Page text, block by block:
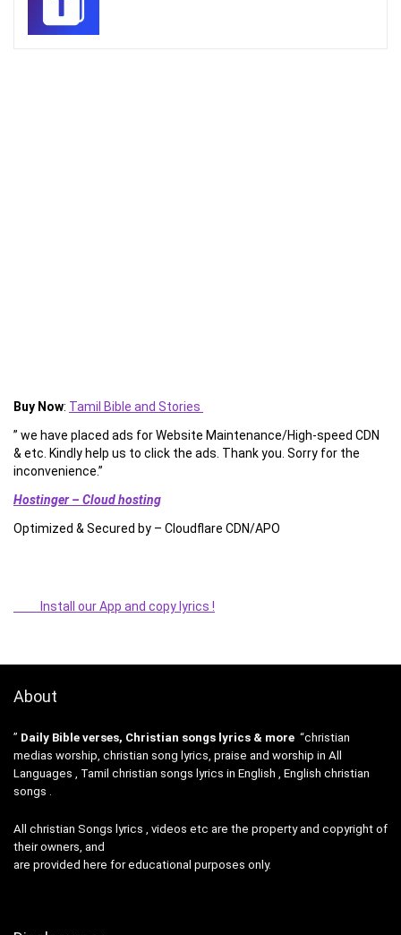
Buy Now: Tamil Bible and Stories
” we have placed ads for Website Maintenance/High-speed CDN
& etc. Kindly help us to click the ads. Thank you. Sorry for the
inconvenience.”
Hostinger – Cloud hosting
Optimized & Secured by – Cloudflare CDN/APO
Install our App and copy lyrics !
About
” Daily Bible verses, Christian songs lyrics & more “christian
medias worship, christian song lyrics, praise and worship in All
Languages , Tamil christian songs lyrics in English , English christian
songs .
All christian Songs lyrics , videos etc are the property and copyright of
their owners, and
are provided here for educational purposes only.